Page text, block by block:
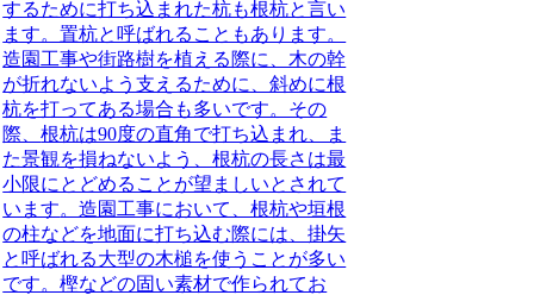
するために打ち込まれた杭も根杭と言い
ます。置杭と呼ばれることもあります。
造園工事や街路樹を植える際に、木の幹
が折れないよう支えるために、斜めに根
杭を打ってある場合も多いです。その
際、根杭は90度の直角で打ち込まれ、ま
た景観を損ねないよう、根杭の長さは最
小限にとどめることが望ましいとされて
います。造園工事において、根杭や垣根
の柱などを地面に打ち込む際には、掛矢
と呼ばれる大型の木槌を使うことが多い
です。樫などの固い素材で作られてお